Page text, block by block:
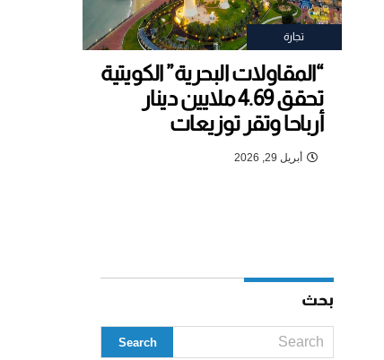
تجارة
“المقاولات البحرية” الكويتية
تحقق 4.69 ملايين دينار
أرباحا وتقر توزيعات
أبريل 29, 2026
بحث